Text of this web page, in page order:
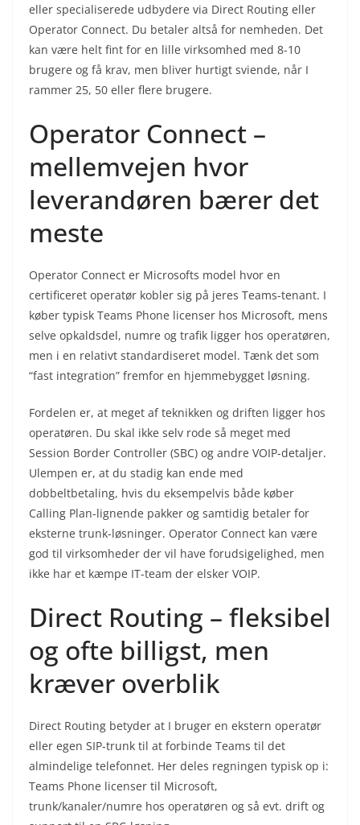
eller specialiserede udbydere via Direct Routing eller
Operator Connect. Du betaler altså for nemheden. Det
kan være helt fint for en lille virksomhed med 8-10
brugere og få krav, men bliver hurtigt sviende, når I
rammer 25, 50 eller flere brugere.
Operator Connect –
mellemvejen hvor
leverandøren bærer det
meste
Operator Connect er Microsofts model hvor en
certificeret operatør kobler sig på jeres Teams-tenant. I
køber typisk Teams Phone licenser hos Microsoft, mens
selve opkaldsdel, numre og trafik ligger hos operatøren,
men i en relativt standardiseret model. Tænk det som
“fast integration” fremfor en hjemmebygget løsning.
Fordelen er, at meget af teknikken og driften ligger hos
operatøren. Du skal ikke selv rode så meget med
Session Border Controller (SBC) og andre VOIP-detaljer.
Ulempen er, at du stadig kan ende med
dobbeltbetaling, hvis du eksempelvis både køber
Calling Plan-lignende pakker og samtidig betaler for
eksterne trunk-løsninger. Operator Connect kan være
god til virksomheder der vil have forudsigelighed, men
ikke har et kæmpe IT-team der elsker VOIP.
Direct Routing – fleksibel
og ofte billigst, men
kræver overblik
Direct Routing betyder at I bruger en ekstern operatør
eller egen SIP-trunk til at forbinde Teams til det
almindelige telefonnet. Her deles regningen typisk op i:
Teams Phone licenser til Microsoft,
trunk/kanaler/numre hos operatøren og så evt. drift og